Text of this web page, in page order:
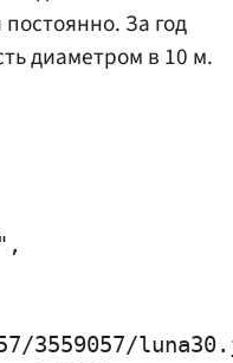
За год
диаметром в 10 м.
3559057/